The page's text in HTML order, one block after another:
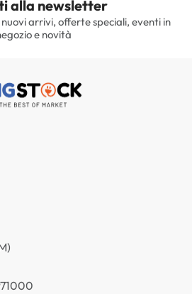
alla newsletter
nuovi arrivi, offerte speciali, eventi in
e novità